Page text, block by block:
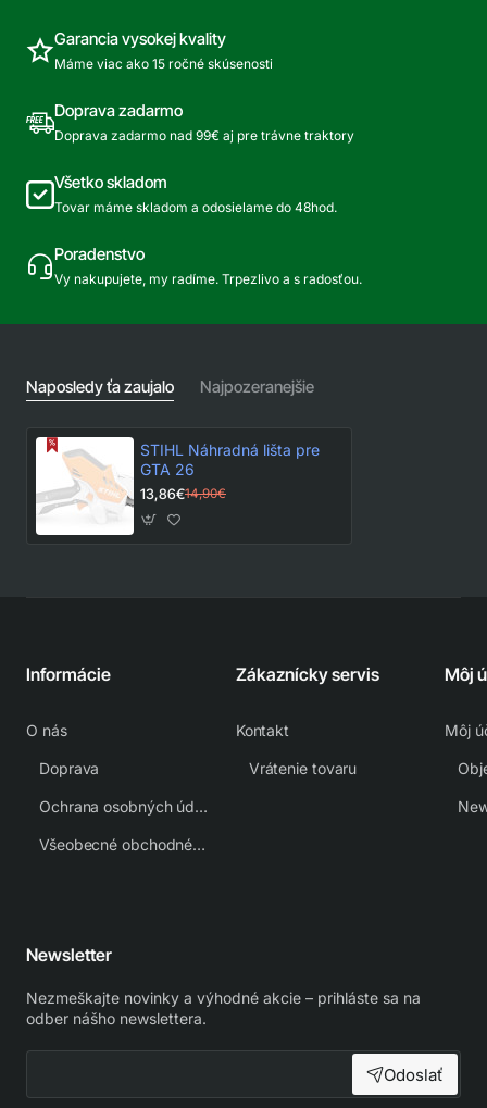
Garancia vysokej kvality
Máme viac ako 15 ročné skúsenosti
Doprava zadarmo
Doprava zadarmo nad 99€ aj pre trávne traktory
Všetko skladom
Tovar máme skladom a odosielame do 48hod.
Poradenstvo
Vy nakupujete, my radíme. Trpezlivo a s radosťou.
Naposledy ťa zaujalo Najpozeranejšie
STIHL Náhradná lišta pre
GTA 26
13,86€14,90€
Informácie
O nás
Doprava
Ochrana osobných údajov
Všeobecné obchodné podmienky
Zákaznícky servis
Kontakt
Vrátenie tovaru
Môj
Môj
Newsletter
Nezmeškajte novinky a výhodné akcie – prihláste sa na
odber nášho newslettera.
Odoslať